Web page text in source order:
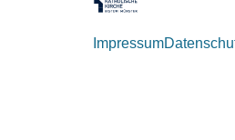
Impressum